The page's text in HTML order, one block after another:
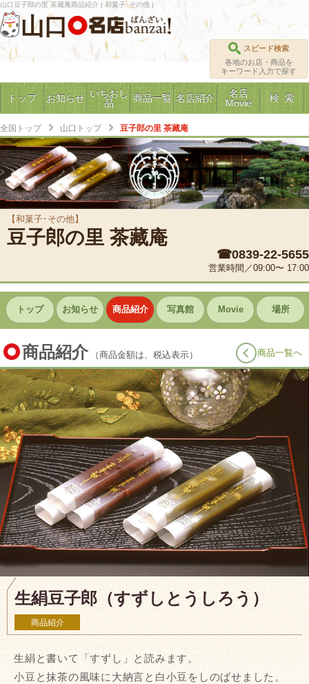
山口豆子郎の里 茶藏庵商品紹介 | 和菓子･その他 |
山口
スピード検索
各地のお店・商品を
キーワード入力で探す
トップ お知らせ いちおし
品
商品一覧 名店紹介
名店
Movie
検 索
全国トップ 山口トップ 豆子郎の里 茶藏庵
【和菓子･その他】
豆子郎の里 茶藏庵
☎0839-22-5655
営業時間／09:00〜 17:00
トップ お知らせ 商品紹介 写真館 Movie 場所
商品紹介 （商品金額は、税込表示） 商品一覧へ
生絹豆子郎（すずしとうしろう）
商品紹介
生絹と書いて「すずし」と読みます。
小豆と抹茶の風味に大納言と白小豆をしのばせました。